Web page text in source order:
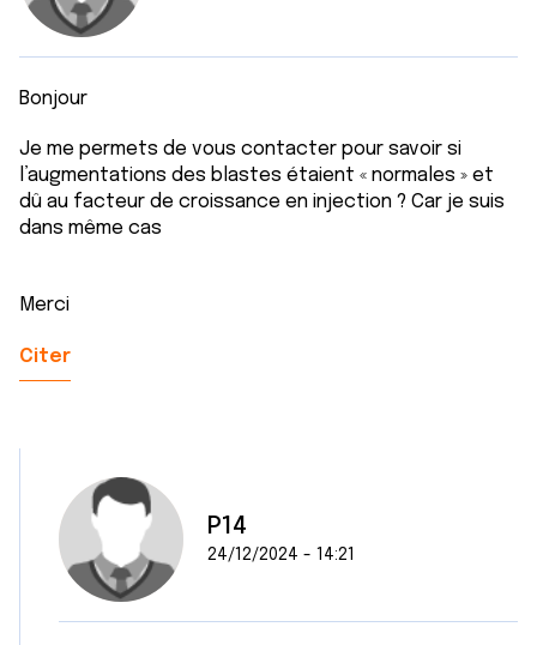
Bonjour
Je me permets de vous contacter pour savoir si
l’augmentations des blastes étaient « normales » et
dû au facteur de croissance en injection ? Car je suis
dans même cas
Merci
Citer
P14
24/12/2024 - 14:21